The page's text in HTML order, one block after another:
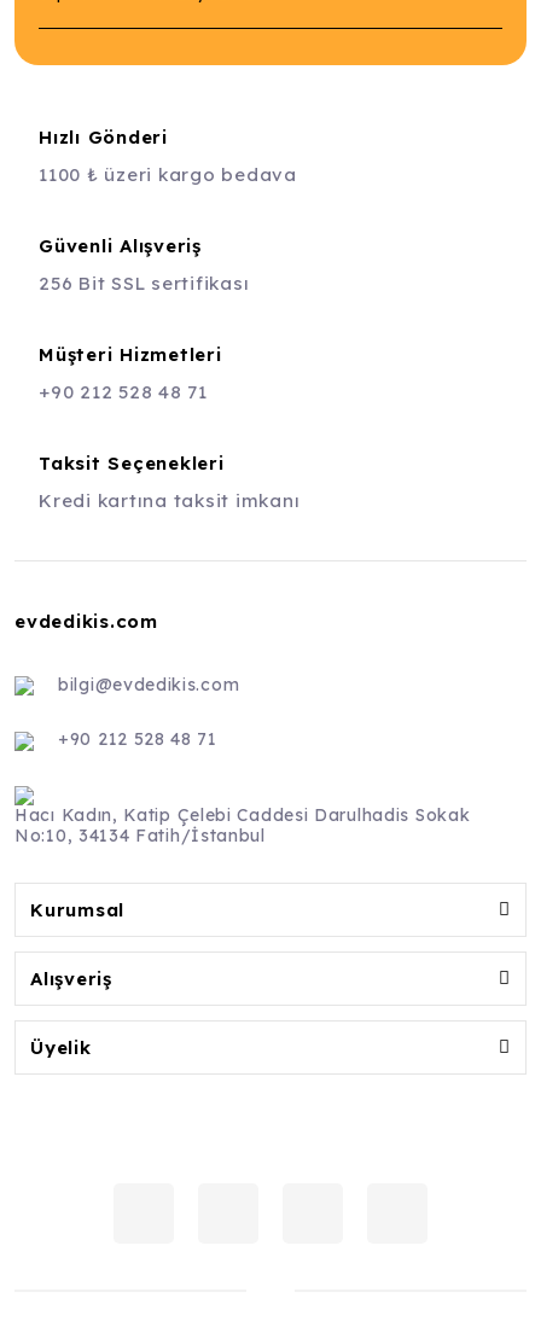
Hızlı Gönderi
1100 ₺ üzeri kargo bedava
Güvenli Alışveriş
256 Bit SSL sertifikası
Müşteri Hizmetleri
+90 212 528 48 71
Taksit Seçenekleri
Kredi kartına taksit imkanı
evdedikis.com
bilgi@evdedikis.com
+90 212 528 48 71
Hacı Kadın, Katip Çelebi Caddesi Darulhadis Sokak
No:10, 34134 Fatih/İstanbul
Kurumsal
Alışveriş
Üyelik